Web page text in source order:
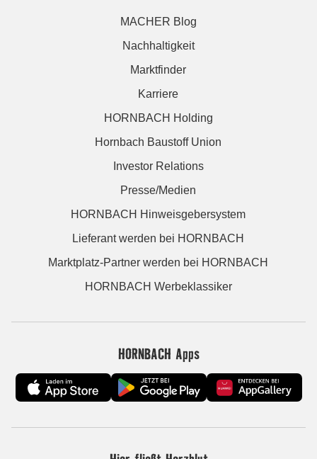
MACHER Blog
Nachhaltigkeit
Marktfinder
Karriere
HORNBACH Holding
Hornbach Baustoff Union
Investor Relations
Presse/Medien
HORNBACH Hinweisgebersystem
Lieferant werden bei HORNBACH
Marktplatz-Partner werden bei HORNBACH
HORNBACH Werbeklassiker
HORNBACH Apps